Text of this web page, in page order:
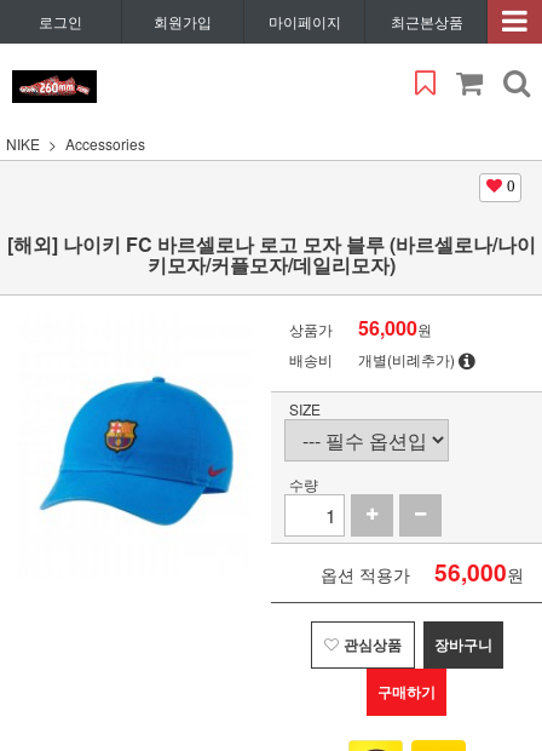
로그인 회원가입 마이페이지 최근본상품
NIKE Accessories
0
[해외] 나이키 FC 바르셀로나 로고 모자 블루 (바르셀로나/나이
키모자/커플모자/데일리모자)
상품가 56,000원
배송비
개별(비례추가)
SIZE
수량
옵션 적용가 56,000원
관심상품 장바구니
구매하기